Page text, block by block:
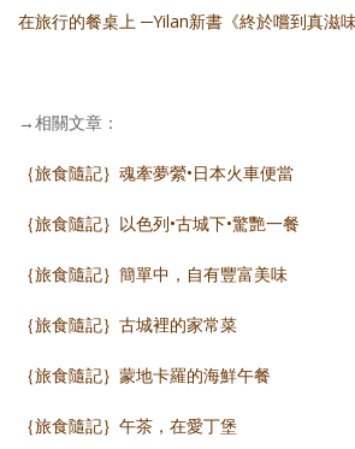
在旅行的餐桌上 ─Yilan新書《終於嚐到真滋
→相關文章：
｛旅食隨記｝魂牽夢縈•日本火車便當
｛旅食隨記｝以色列•古城下•驚艷一餐
｛旅食隨記｝簡單中，自有豐富美味
｛旅食隨記｝古城裡的家常菜
｛旅食隨記｝蒙地卡羅的海鮮午餐
｛旅食隨記｝午茶，在愛丁堡